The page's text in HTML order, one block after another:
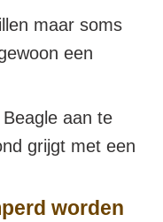
maar soms
een
aan te
grijgt met een
worden